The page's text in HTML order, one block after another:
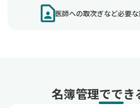
医師への取次ぎなど必要
名簿管理ででき